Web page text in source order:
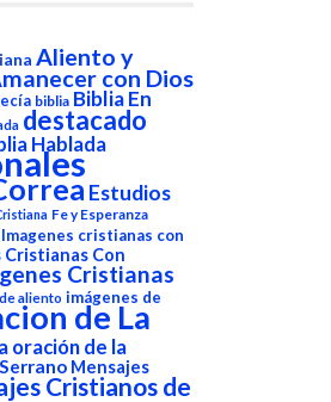
Aliento y
con Dios
biblia Biblia En
destacado
Hablada
Estudios
Fe y Esperanza
Imagenes cristianas con
Cristianas Con
Cristianas
aliento imágenes de
de La
oración de la
Mensajes
Cristianos de